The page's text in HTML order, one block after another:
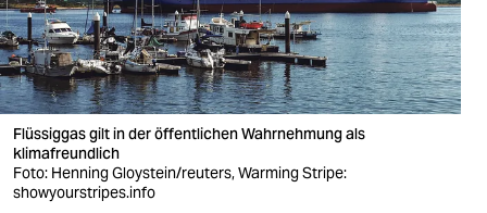
wahrheit
verlag
verlag
veranstaltungen
shop
Flüssiggas gilt in der öffentlichen Wahrnehmung als
klimafreundlich
Foto: Henning Gloystein/reuters, Warming Stripe:
showyourstripes.info